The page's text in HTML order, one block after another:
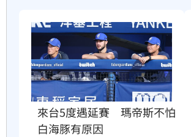
來台5度遇延賽　瑪帝斯不怕
白海豚有原因